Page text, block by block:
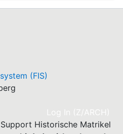
(FIS)
Log In (Z/ARCH)
Support Historische Matrikel